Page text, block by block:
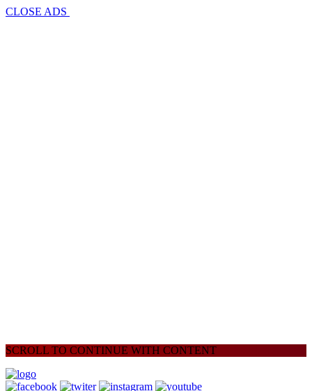
CLOSE ADS
SCROLL TO CONTINUE WITH CONTENT